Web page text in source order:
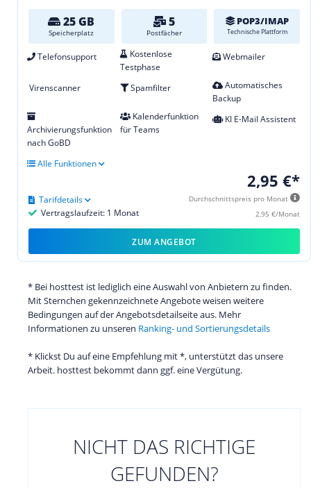
25 GB
Speicherplatz
5
Postfächer
POP3/IMAP
Technische Plattform
Telefonsupport
Kostenlose
Testphase
Webmailer
Virenscanner Spamfilter
Automatisches
Backup
Archivierungsfunktion
nach GoBD
Kalenderfunktion
für Teams
KI E-Mail Assistent
Alle Funktionen
2,95 €*
Durchschnittspreis pro Monat
2,95 €/Monat
Vertragslaufzeit: 1 Monat
Tarifdetails
ZUM ANGEBOT
* Bei hosttest ist lediglich eine Auswahl von Anbietern zu finden.
Mit Sternchen gekennzeichnete Angebote weisen weitere
Bedingungen auf der Angebotsdetailseite aus. Mehr
Informationen zu unseren Ranking- und Sortierungsdetails
* Klickst Du auf eine Empfehlung mit *, unterstützt das unsere
Arbeit. hosttest bekommt dann ggf. eine Vergütung.
NICHT DAS RICHTIGE
GEFUNDEN?